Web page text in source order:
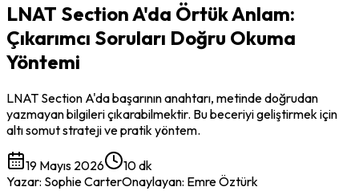
LNAT Section A'da Örtük Anlam:
Çıkarımcı Soruları Doğru Okuma
Yöntemi
LNAT Section A'da başarının anahtarı, metinde doğrudan
yazmayan bilgileri çıkarabilmektir. Bu beceriyi geliştirmek için
altı somut strateji ve pratik yöntem.
19 Mayıs 2026
10 dk
Yazar: Sophie CarterOnaylayan: Emre Öztürk